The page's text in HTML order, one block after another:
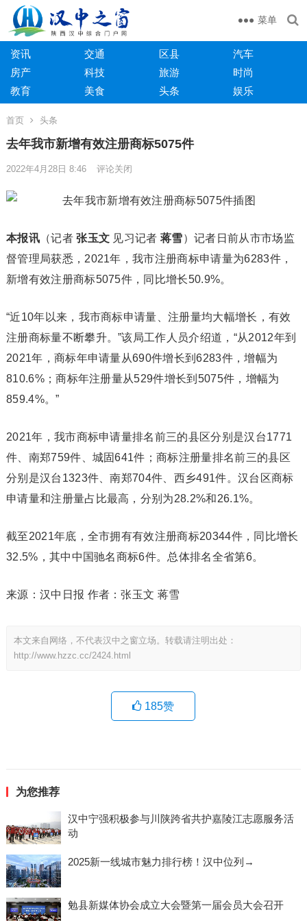
菜单
资讯 交通 区县
汽车
房产
科技 旅游
时尚
教育
美食 头条 娱乐
首页 头条
去年我市新增有效注册商标5075件
2022年4月28日 8:46 评论关闭
本报讯（记者张玉文 见习记者蒋雪）记者日前从市市场监
督管理局获悉，2021年，我市注册商标申请量为6283件，
新增有效注册商标5075件，同比增长50.9%。
“近10年以来，我市商标申请量、注册量均大幅增长，有效
注册商标量不断攀升。”该局工作人员介绍道，“从2012年到
2021年，商标年申请量从690件增长到6283件，增幅为
810.6%；商标年注册量从529件增长到5075件，增幅为
859.4%。”
2021年，我市商标申请量排名前三的县区分别是汉台1771
件、南郑759件、城固641件；商标注册量排名前三的县区
分别是汉台1323件、南郑704件、西乡491件。汉台区商标
申请量和注册量占比最高，分别为28.2%和26.1%。
截至2021年底，全市拥有有效注册商标20344件，同比增长
32.5%，其中中国驰名商标6件。总体排名全省第6。
来源：汉中日报 作者：张玉文 蒋雪
本文来自网络，不代表汉中之窗立场。转载请注明出处：
http://www.hzzc.cc/2424.html
185赞
为您推荐
汉中宁强积极参与川陕跨省共护嘉陵江志愿服务活
动
2025新一线城市魅力排行榜！汉中位列→
勉县新媒体协会成立大会暨第一届会员大会召开